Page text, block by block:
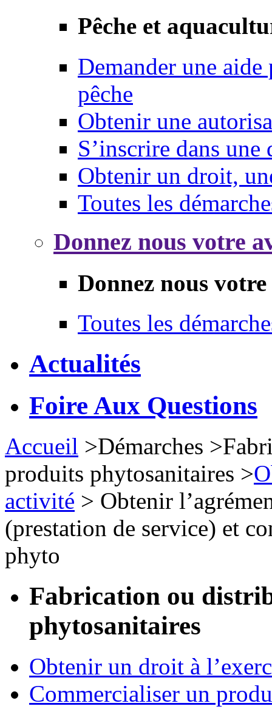
Pêche et
Demander une
pêche
Obtenir une
S’inscrire dans une
Obtenir un droit,
Toutes les
Donnez nous votre
Donnez nous
Toutes les
Actualités
Foire Aux Questions
Accueil >Démarches >
produits phytosanitaires >
activité > Obtenir
(prestation de service) et
phyto
Fabrication ou
phytosanitaires
Obtenir un droit à
Commercialiser un